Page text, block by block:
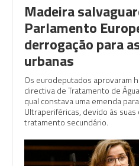
Madeira
Parlamento
derrogação para
urbanas
Os eurodeputados aprovaram
directiva de Tratamento de
qual constava uma emenda
Ultraperiféricas, devido às
tratamento secundário.